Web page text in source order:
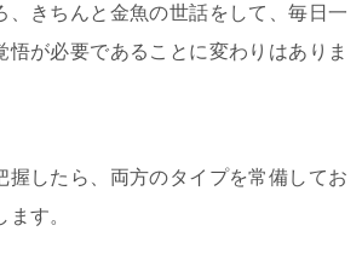
、きちんと金魚の世話をして、毎日一
悟が必要であることに変わりはありま
握したら、両方のタイプを常備してお
す。